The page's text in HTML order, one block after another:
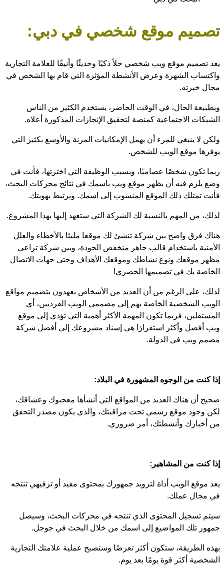
تصميم موقع شخصي في دبي:
يعد تصميم موقع ويب شخصي حلاً ذكيًا وحديثًا وأنيقًا للعلامة التجارية
واكتساب الشهرة وعرض الأنشطة المؤثرة التي قام بها الشخص في
مجال خبرته.
وبطبيعة الحال، في الوقت الحاضر، يستخدم الكثير من الناس
الشبكات الاجتماعية كمنصة لتحقيق الإنجازات المذكورة أعلاه.
ولكن لا ينبغي للمرء أن يهمل الإمكانيات المرنة والأوسع بكثير التي
يوفرها موقع الويب للشخص.
ربما تكون شخصًا عصاميًا، وبسبب الوظيفة التي اخترتها، فأنت في
وضع يلزم فيه أن يظهر موقع ويب باسمك في نتائج محركات البحث،
فأنت تمتلك ذلك الموقع المنسوب إلى اسمك. ويرتبط بهويتك.
لذلك، من المهم بالنسبة لك الشركة التي ستعهد إليها بهذا المشروع.
هناك فرق واضح بين شركة تنشئ لك موقعا مليئا بالأخطاء والعلل
الأمنية باستخدام قالب جاهز منخفض الجودة، وبين شركة تراعي
مظهر موقعك ونوع نشاطك وموقعك الأهداف وحتى جهات الاتصال
الخاصة بك في تصميمها الحصري!
لذلك، على الرغم من أن العديد من الأشخاص يعهدون بتصميم مواقع
الويب الشخصية الخاصة بهم إلى مصممي الويب الفرديين، أي
المستقلين، فربما تكون المهمة الأكثر أهمية التي تؤدي إلى موقع
ويب أفضل وأكثر استقرارًا هي إسناد مشروعك إلى أفضل شركة
مصمم ويب في الدولة.
إذا كنت من الوجوه المشهورة في البلاد:
صحيح أن هناك العديد من المواقع التي أنشأها معجبوك وعشاقك،
لكن وجود موقع رسمي تحت مراقبتك، والذي يكون مصدر التحقق
من أخبارك وأنشطتك، أمر ضروري.
إذا كنت من المشاهير:
يعد موقع الويب أداة لتزويد جمهورك بمحتوى مفيد أو ترفيهي تنتجه
في مجال عملك.
سيتم تسجيل المحتوى الذي تنتجه في محركات البحث، وسيصل
جمهور تلك المواضيع إلى اسمك من خلال البحث في جوجل.
بهذه الطريقة، ستكون أكثر تعرضًا وستصبح عملية علامتك التجارية
الشخصية أكثر قوة يومًا بعد يوم.